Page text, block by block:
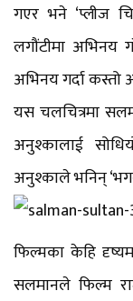
गएर भने ‘प्लीज
लगौंटीमा अभिनय
अभिनय गर्दा कस्तो
यस चलचित्रमा
अनुश्कालाई
अनुश्काले भनिन्
फिल्मका केहि
सलमानले फिल्म